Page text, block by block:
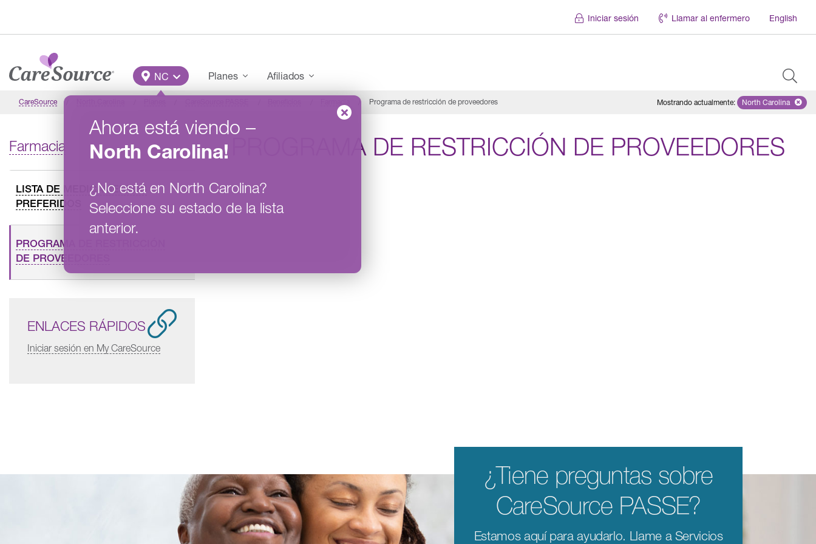
Iniciar sesión Llamar al enfermero English
Main Menu
NC
Ahora está viendo –
North Carolina!
¿No está en North Carolina?
Seleccione su estado de la lista
anterior.
Planes Afiliados
CareSource Programa de restricción de proveedores Mostrando actualmente: Remove
North Carolina
Farmacia
LISTA DE MEDICAMENTOS
PREFERIDOS
PROGRAMA DE RESTRICCIÓN
DE PROVEEDORES
ENLACES RÁPIDOS
Iniciar sesión en My CareSource
PROGRAMA DE RESTRICCIÓN DE PROVEEDORES
¿Tiene preguntas sobre
CareSource PASSE?
Estamos aquí para ayudarlo. Llame a Servicios